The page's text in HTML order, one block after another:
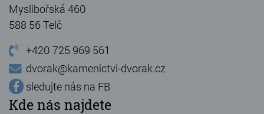
Myslibořská 460
588 56 Telč
+420 725 969 561
dvorak@kamenictvi-dvorak.cz
sledujte nás na FB
Kde nás najdete